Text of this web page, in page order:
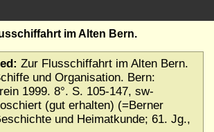
:
im Alten Bern.
Zur Flusschiffahrt im Alten Bern.
und Organisation. Bern:
1999. 8°. S. 105-147, sw-
(gut erhalten) (=Berner
und Heimatkunde; 61. Jg.,